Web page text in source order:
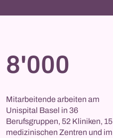
8'000
Mitarbeitende arbeiten am
Unispital Basel in 36
Berufsgruppen, 52 Kliniken, 15
medizinischen Zentren und im